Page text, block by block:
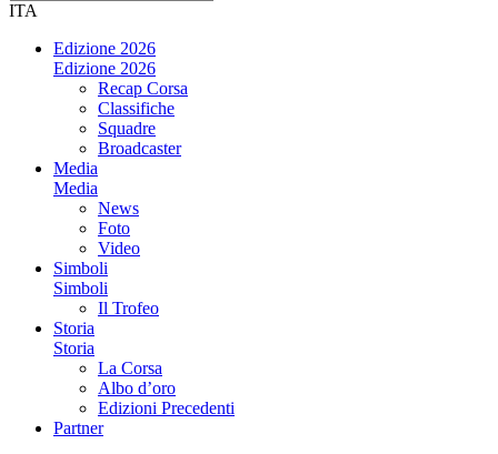
ITA
Edizione 2026
Edizione 2026
Recap Corsa
Classifiche
Squadre
Broadcaster
Media
Media
News
Foto
Video
Simboli
Simboli
Il Trofeo
Storia
Storia
La Corsa
Albo d’oro
Edizioni Precedenti
Partner